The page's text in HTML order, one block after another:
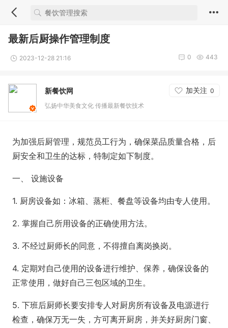
最新后厨操作管理制度
2023-12-28 21:16 443
0
新餐饮网 加关注 0
弘扬中华美食文化 传播最新餐饮技术
为加强后厨管理，规范员工行为，确保菜品质量合格，后
厨安全和卫生的达标，特制定如下制度。
一、 设施设备
1. 厨房设备如：冰箱、蒸柜、餐盘等设备均由专人使用。
2. 掌握自己所用设备的正确使用方法。
3. 不经过厨师长的同意，不得擅自离岗换岗。
4. 定期对自己使用的设备进行维护、保养，确保设备的
正常使用，做好自己三包区域的卫生。
5. 下班后厨师长要安排专人对厨房所有设备及电源进行
检查，确保万无一失，方可离开厨房，并关好厨房门窗、